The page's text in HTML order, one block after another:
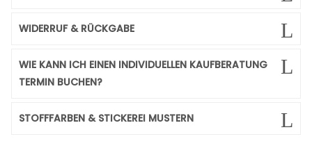
WIDERRUF & RÜCKGABE
WIE KANN ICH EINEN INDIVIDUELLEN KAUFBERATUNG
TERMIN BUCHEN?
STOFFFARBEN & STICKEREI MUSTERN